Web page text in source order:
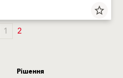
star_border
1 2
Рішення